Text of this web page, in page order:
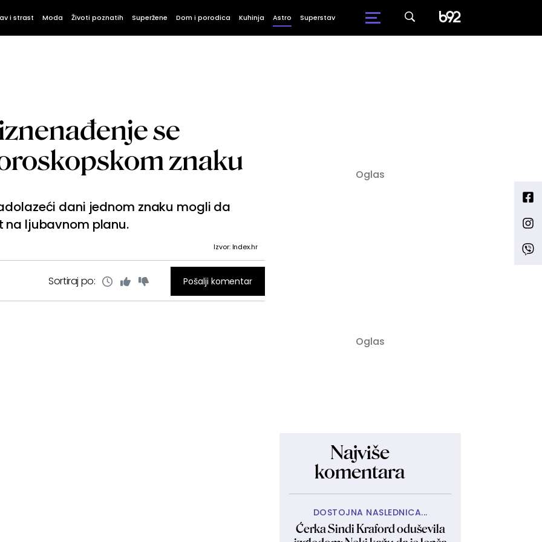
i strast Moda Životi poznatih Superžene Dom i porodica Kuhinja Astro Superstav
se
znaku
dani jednom znaku mogli da
na ljubavnom planu.
Izvor: Index.hr
Sortiraj po: Pošalji komentar
Najviše
komentara
DOSTOJNA NASLEDNICA...
Ćerka Sindi Kraford oduševila